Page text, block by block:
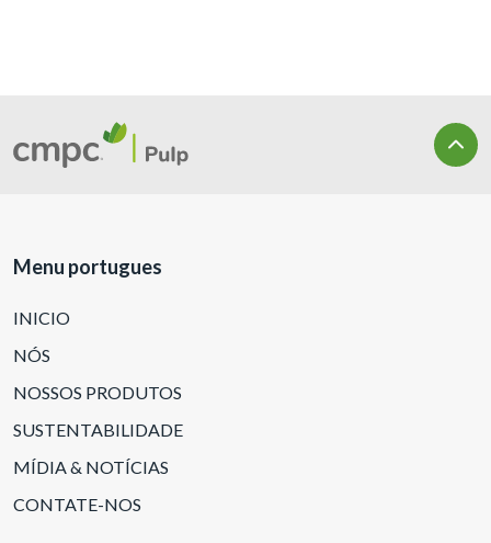
Menu portugues
INICIO
NÓS
NOSSOS PRODUTOS
SUSTENTABILIDADE
MÍDIA & NOTÍCIAS
CONTATE-NOS